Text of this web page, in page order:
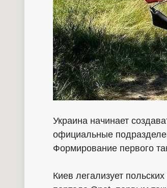
Украина начинает
официальные
Формирование первого
Киев легализует